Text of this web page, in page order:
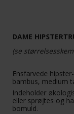
DAME
(se
Ensfarvede
bambus, medium
Indeholder
eller sprøjtes og
bomuld.